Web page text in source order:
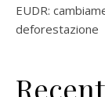
EUDR:
deforestazione